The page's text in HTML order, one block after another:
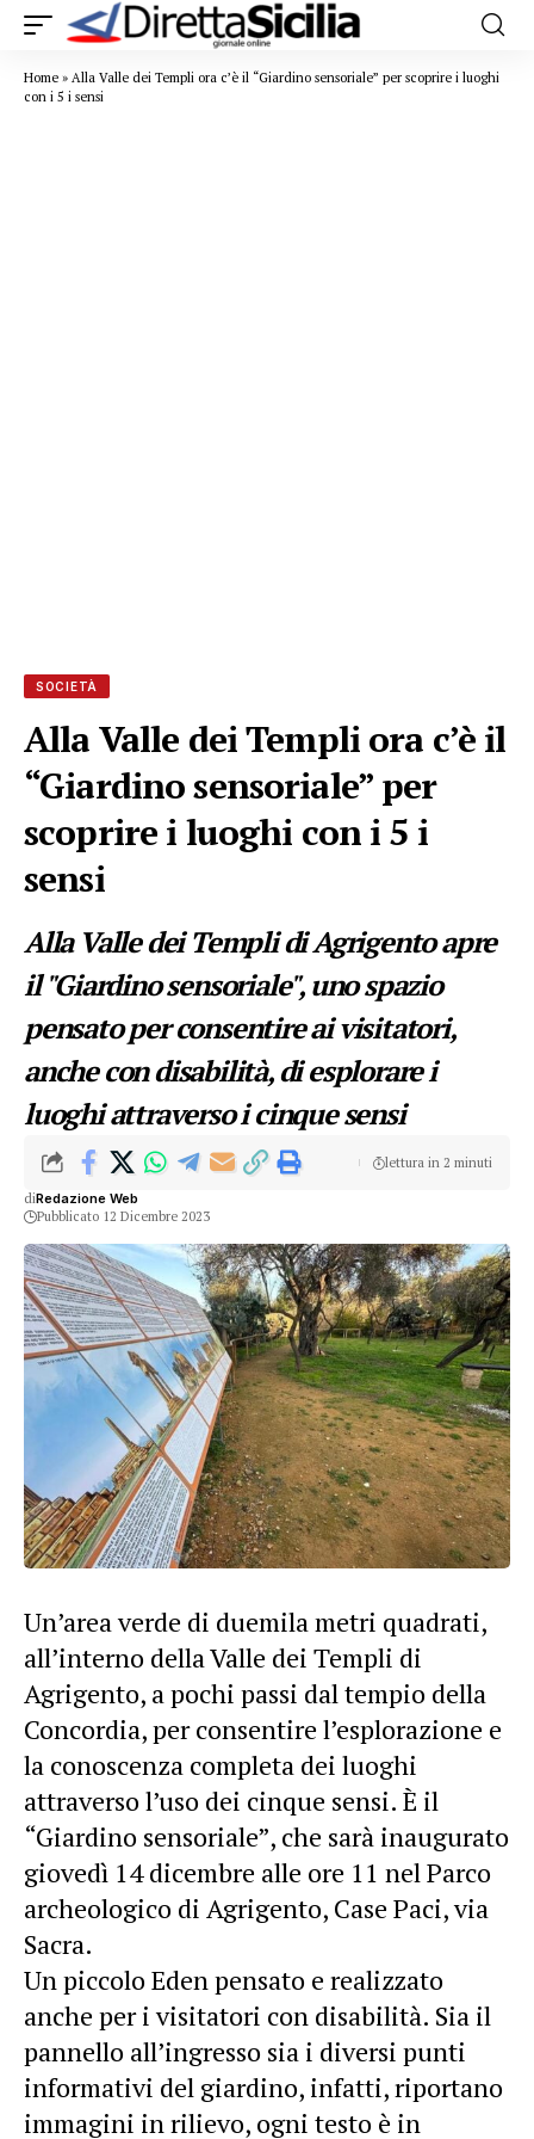
Home » Alla Valle dei Templi ora c’è il “Giardino sensoriale” per scoprire i luoghi
con i 5 i sensi
SOCIETÀ
Alla Valle dei Templi ora c’è il
“Giardino sensoriale” per
scoprire i luoghi con i 5 i
sensi
Alla Valle dei Templi di Agrigento apre
il "Giardino sensoriale", uno spazio
pensato per consentire ai visitatori,
anche con disabilità, di esplorare i
luoghi attraverso i cinque sensi
diRedazione Web
Pubblicato 12 Dicembre 2023
lettura in 2 minuti
Un’area verde di duemila metri quadrati,
all’interno della Valle dei Templi di
Agrigento, a pochi passi dal tempio della
Concordia, per consentire l’esplorazione e
la conoscenza completa dei luoghi
attraverso l’uso dei cinque sensi. È il
“Giardino sensoriale”, che sarà inaugurato
giovedì 14 dicembre alle ore 11 nel Parco
archeologico di Agrigento, Case Paci, via
Sacra.
Un piccolo Eden pensato e realizzato
anche per i visitatori con disabilità. Sia il
pannello all’ingresso sia i diversi punti
informativi del giardino, infatti, riportano
immagini in rilievo, ogni testo è in